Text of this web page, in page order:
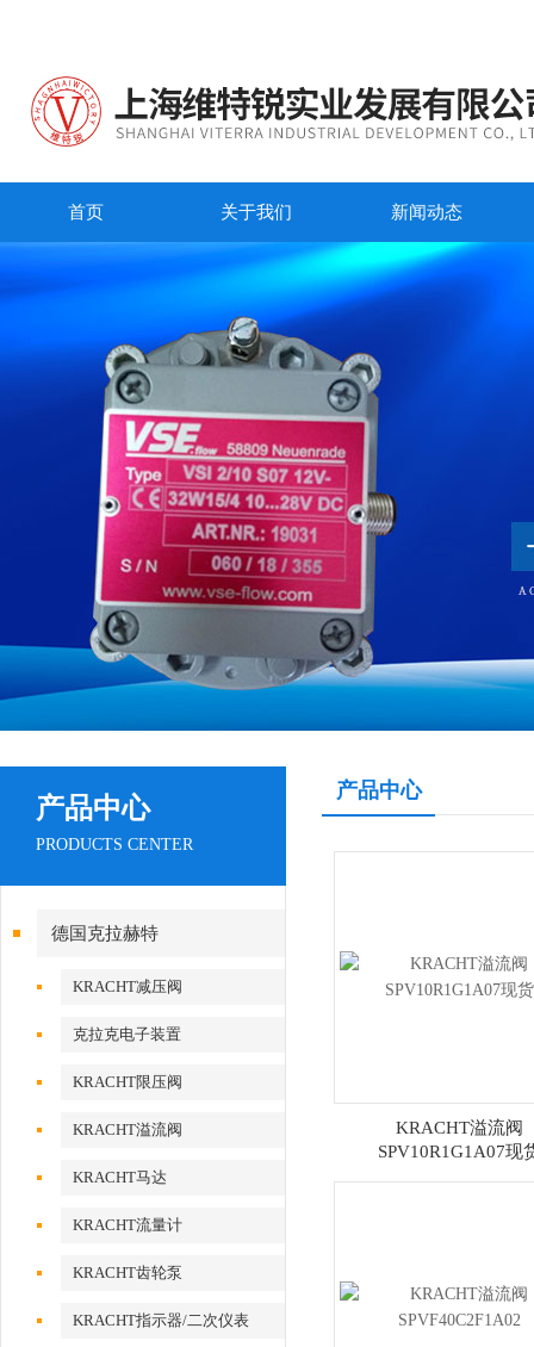
首页 关于我们 新闻动态
产品中心
PRODUCTS CENTER
德国克拉赫特
KRACHT减压阀
克拉克电子装置
KRACHT限压阀
KRACHT溢流阀
KRACHT马达
KRACHT流量计
KRACHT齿轮泵
KRACHT指示器/二次仪表
产品中心
KRACHT溢流阀
SPV10R1G1A07现